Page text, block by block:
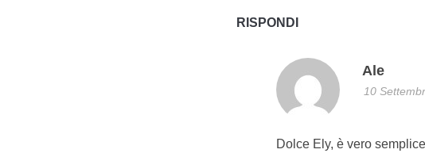
RISPONDI
Ale
10
Dolce Ely, è vero